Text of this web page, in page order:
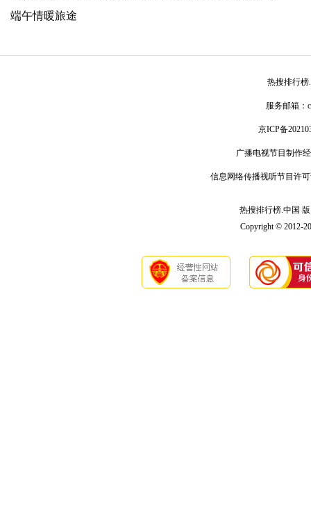
端午情暖旅途
热搜排行榜
服务邮箱：
京ICP备
广播电视节目制作
信息网络传播视听节目许
热搜排行榜.中国
Copyright © 2012-